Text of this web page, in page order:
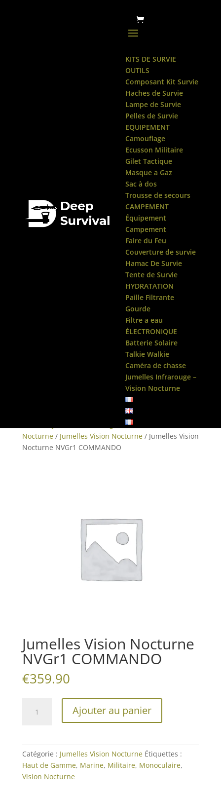
KITS DE SURVIE
OUTILS
Composant Kit Survie
Haches de Survie
Lampe de Survie
Pelles de Survie
EQUIPEMENT
Camouflage
Ecusson Militaire
Gilet Tactique
Masque a Gaz
Sac à dos
Trousse de secours
CAMPEMENT
Équipement
Campement
Faire du Feu
Couverture de survie
Hamac De Survie
Tente de Survie
HYDRATATION
Paille Filtrante
Gourde
Filtre a eau
ÉLECTRONIQUE
Batterie Solaire
Talkie Walkie
Caméra de chasse
Jumelles Infrarouge –
Vision Nocturne
Jumelles Infrarouge - Vision
Nocturne/ Jumelles Vision Nocturne/ Jumelles Vision
Nocturne NVGr1 COMMANDO
Jumelles Vision Nocturne
NVGr1 COMMANDO
€359.90
Nocturne
NVGr1
COMMANDO
Ajouter au panier
Catégorie : Jumelles Vision Nocturne Étiquettes :
Haut de Gamme, Marine, Militaire, Monoculaire,
Vision Nocturne